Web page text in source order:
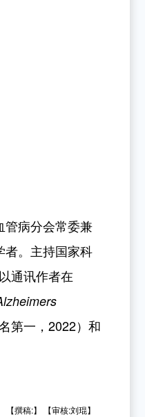
管病分会常委兼
者。主持国家科
通讯作者在
第一， 2022）和
【撰稿:】 【审核:刘琨】